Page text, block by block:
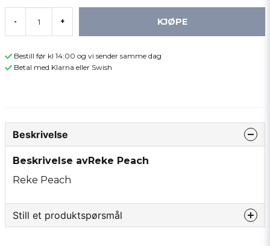
- + KJØPE
Bestill før kl 14:00 og vi sender samme dag
Betal med Klarna eller Swish
Beskrivelse
Beskrivelse avReke Peach
Reke Peach
Still et produktspørsmål